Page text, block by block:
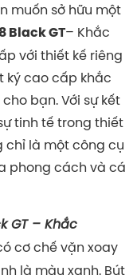
muốn sở hữu một
Black GT– Khắc
với thiết kế riêng
ký cao cấp khắc
bạn. Với sự kết
tinh tế trong thiết
chỉ là một công cụ
phong cách và cá
GT – Khắc
cơ chế vặn xoay
là màu xanh. Bút